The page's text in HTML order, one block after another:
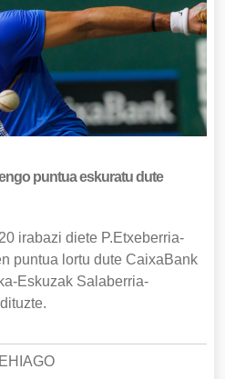
puntua eskuratu dute
irabazi diete P.Etxeberria-
puntua lortu dute CaixaBank
Eskuzak Salaberria-